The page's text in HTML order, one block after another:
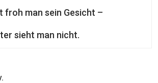
froh man sein Gesicht –
sieht man nicht.